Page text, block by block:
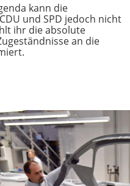
kann die
und SPD jedoch nicht
ihr die absolute
an die